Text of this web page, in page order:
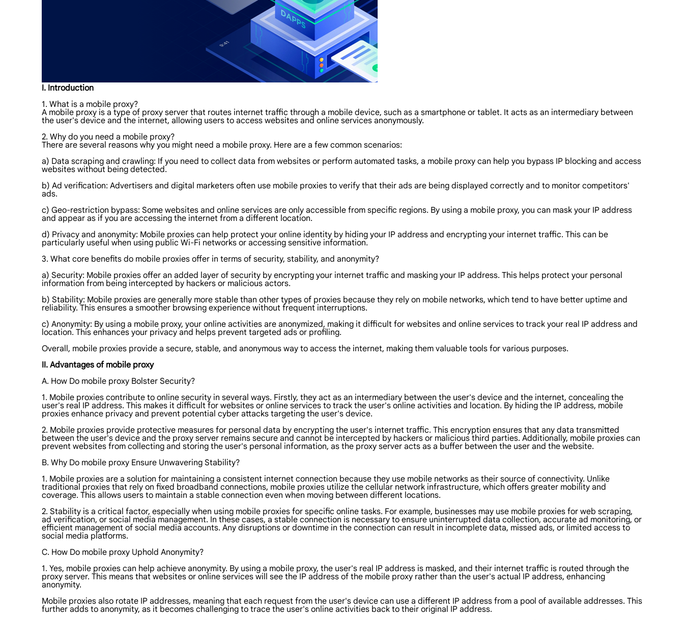
I. Introduction
1. What is a mobile proxy?
A mobile proxy is a type of proxy server that routes internet traffic through a mobile device, such as a smartphone or tablet. It acts as an intermediary between
the user's device and the internet, allowing users to access websites and online services anonymously.
2. Why do you need a mobile proxy?
There are several reasons why you might need a mobile proxy. Here are a few common scenarios:
a) Data scraping and crawling: If you need to collect data from websites or perform automated tasks, a mobile proxy can help you bypass IP blocking and access
websites without being detected.
b) Ad verification: Advertisers and digital marketers often use mobile proxies to verify that their ads are being displayed correctly and to monitor competitors'
ads.
c) Geo-restriction bypass: Some websites and online services are only accessible from specific regions. By using a mobile proxy, you can mask your IP address
and appear as if you are accessing the internet from a different location.
d) Privacy and anonymity: Mobile proxies can help protect your online identity by hiding your IP address and encrypting your internet traffic. This can be
particularly useful when using public Wi-Fi networks or accessing sensitive information.
3. What core benefits do mobile proxies offer in terms of security, stability, and anonymity?
a) Security: Mobile proxies offer an added layer of security by encrypting your internet traffic and masking your IP address. This helps protect your personal
information from being intercepted by hackers or malicious actors.
b) Stability: Mobile proxies are generally more stable than other types of proxies because they rely on mobile networks, which tend to have better uptime and
reliability. This ensures a smoother browsing experience without frequent interruptions.
c) Anonymity: By using a mobile proxy, your online activities are anonymized, making it difficult for websites and online services to track your real IP address and
location. This enhances your privacy and helps prevent targeted ads or profiling.
Overall, mobile proxies provide a secure, stable, and anonymous way to access the internet, making them valuable tools for various purposes.
II. Advantages of mobile proxy
A. How Do mobile proxy Bolster Security?
1. Mobile proxies contribute to online security in several ways. Firstly, they act as an intermediary between the user's device and the internet, concealing the
user's real IP address. This makes it difficult for websites or online services to track the user's online activities and location. By hiding the IP address, mobile
proxies enhance privacy and prevent potential cyber attacks targeting the user's device.
2. Mobile proxies provide protective measures for personal data by encrypting the user's internet traffic. This encryption ensures that any data transmitted
between the user's device and the proxy server remains secure and cannot be intercepted by hackers or malicious third parties. Additionally, mobile proxies can
prevent websites from collecting and storing the user's personal information, as the proxy server acts as a buffer between the user and the website.
B. Why Do mobile proxy Ensure Unwavering Stability?
1. Mobile proxies are a solution for maintaining a consistent internet connection because they use mobile networks as their source of connectivity. Unlike
traditional proxies that rely on fixed broadband connections, mobile proxies utilize the cellular network infrastructure, which offers greater mobility and
coverage. This allows users to maintain a stable connection even when moving between different locations.
2. Stability is a critical factor, especially when using mobile proxies for specific online tasks. For example, businesses may use mobile proxies for web scraping,
ad verification, or social media management. In these cases, a stable connection is necessary to ensure uninterrupted data collection, accurate ad monitoring, or
efficient management of social media accounts. Any disruptions or downtime in the connection can result in incomplete data, missed ads, or limited access to
social media platforms.
C. How Do mobile proxy Uphold Anonymity?
1. Yes, mobile proxies can help achieve anonymity. By using a mobile proxy, the user's real IP address is masked, and their internet traffic is routed through the
proxy server. This means that websites or online services will see the IP address of the mobile proxy rather than the user's actual IP address, enhancing
anonymity.
Mobile proxies also rotate IP addresses, meaning that each request from the user's device can use a different IP address from a pool of available addresses. This
further adds to anonymity, as it becomes challenging to trace the user's online activities back to their original IP address.